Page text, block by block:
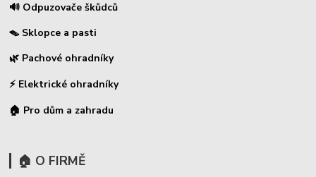
🔊 Odpuzovače škůdců
🪤 Sklopce a pasti
🌿 Pachové ohradníky
⚡ Elektrické ohradníky
🏠 Pro dům a zahradu
🏠 O FIRMĚ